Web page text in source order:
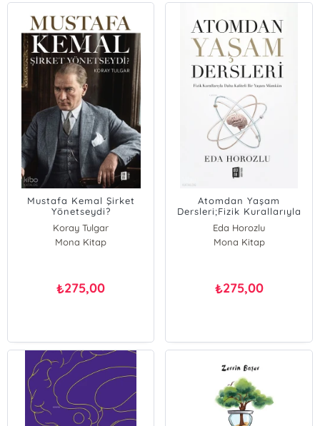
Mustafa Kemal Şirket
Yönetseydi?
Koray Tulgar
Mona Kitap
₺275,00
Atomdan Yaşam
Dersleri;Fizik Kurallarıyla
Daha Kaliteli Bir Yaşam
Mümkün
Eda Horozlu
Mona Kitap
₺275,00